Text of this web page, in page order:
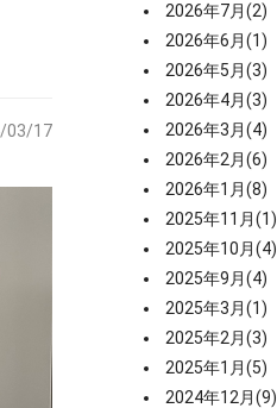
03/17
2026年7月(2)
2026年6月(1)
2026年5月(3)
2026年4月(3)
2026年3月(4)
2026年2月(6)
2026年1月(8)
2025年11月(1)
2025年10月(4)
2025年9月(4)
2025年3月(1)
2025年2月(3)
2025年1月(5)
2024年12月(9)